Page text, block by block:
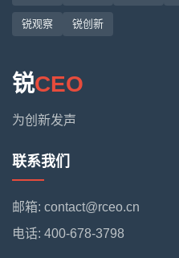
锐观察 锐创新
锐CEO
为创新发声
联系我们
邮箱: contact@rceo.cn
电话: 400-678-3798